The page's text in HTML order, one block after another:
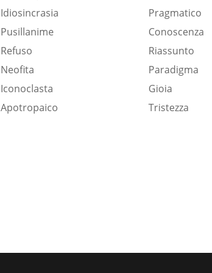
Idiosincrasia
Pusillanime
Refuso
Neofita
Iconoclasta
Apotropaico
Pragmatico
Conoscenza
Riassunto
Paradigma
Gioia
Tristezza